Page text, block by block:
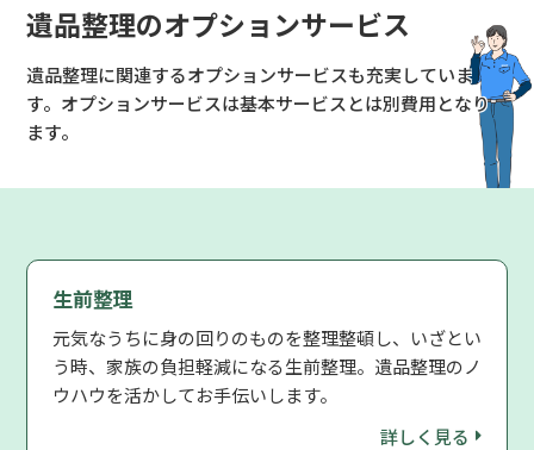
遺品整理のオプションサービス
遺品整理に関連するオプションサービスも充実していま
す。 オプションサービスは基本サービスとは別費用となり
ます。
生前整理
元気なうちに身の回りのものを整理整頓し、いざとい
う時、家族の負担軽減になる生前整理。遺品整理のノ
ウハウを活かしてお手伝いします。
詳しく見る